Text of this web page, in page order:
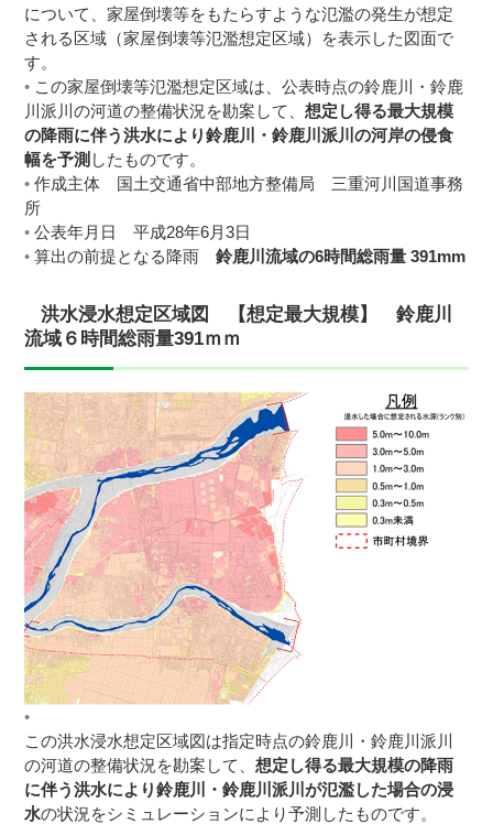
について、家屋倒壊等をもたらすような氾濫の発生が想定
される区域（家屋倒壊等氾濫想定区域）を表示した図面で
す。
この家屋倒壊等氾濫想定区域は、公表時点の鈴鹿川・鈴鹿
川派川の河道の整備状況を勘案して、想定し得る最大規模
の降雨に伴う洪水により鈴鹿川・鈴鹿川派川の河岸の侵食
幅を予測 したものです。
作成主体 国土交通省中部地方整備局 三重河川国道事務
所
公表年月日 平成28年6月3日
算出の前提となる降雨鈴鹿川流域の6時間総雨量 391mm
洪水浸水想定区域図 【想定最大規模】 鈴鹿川
流域６時間総雨量391ｍｍ
この洪水浸水想定区域図は指定時点の鈴鹿川・鈴鹿川派川
の河道の整備状況を勘案して、想定し得る最大規模の降雨
に伴う洪水により鈴鹿川・鈴鹿川派川が氾濫した場合の浸
水の状況をシミュレーションにより予測したものです。